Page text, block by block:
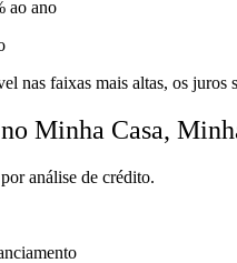
ao ano
nas faixas mais altas, os
Minha Casa,
análise de crédito.